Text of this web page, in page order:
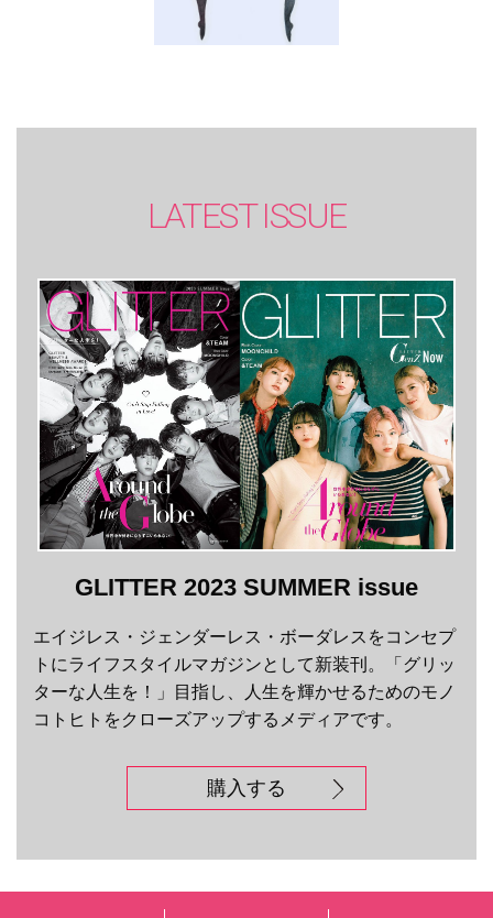
LATEST ISSUE
GLITTER 2023 SUMMER issue
エイジレス・ジェンダーレス・ボーダレスをコンセプ
トにライフスタイルマガジンとして新装刊。「グリッ
ターな人生を！」目指し、人生を輝かせるためのモノ
コトヒトをクローズアップするメディアです。
購入する